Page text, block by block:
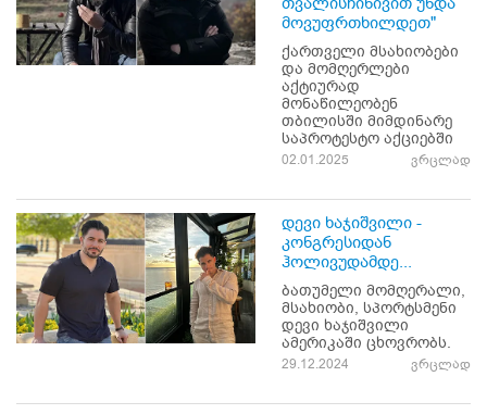
მოვუფრთხილდეთ"
ქართველი მსახიობები
და მომღერლები
აქტიურად
მონაწილეობენ
თბილისში მიმდინარე
საპროტესტო აქციებში
02.01.2025 ვრცლად
დევი ხაჯიშვილი -
კონგრესიდან
ჰოლივუდამდე...
ბათუმელი მომღერალი,
მსახიობი, სპორტსმენი
დევი ხაჯიშვილი
ამერიკაში ცხოვრობს.
29.12.2024 ვრცლად